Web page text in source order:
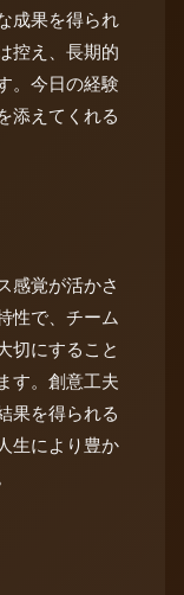
成果を得られ
控え、長期的
。今日の経験
添えてくれる
感覚が活かさ
性で、チーム
切にすること
す。創意工夫
果を得られる
生により豊か